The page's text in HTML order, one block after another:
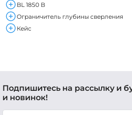
BL 1850 B
Ограничитель глубины сверления
Кейс
Подпишитесь на рассылку и
и новинок!